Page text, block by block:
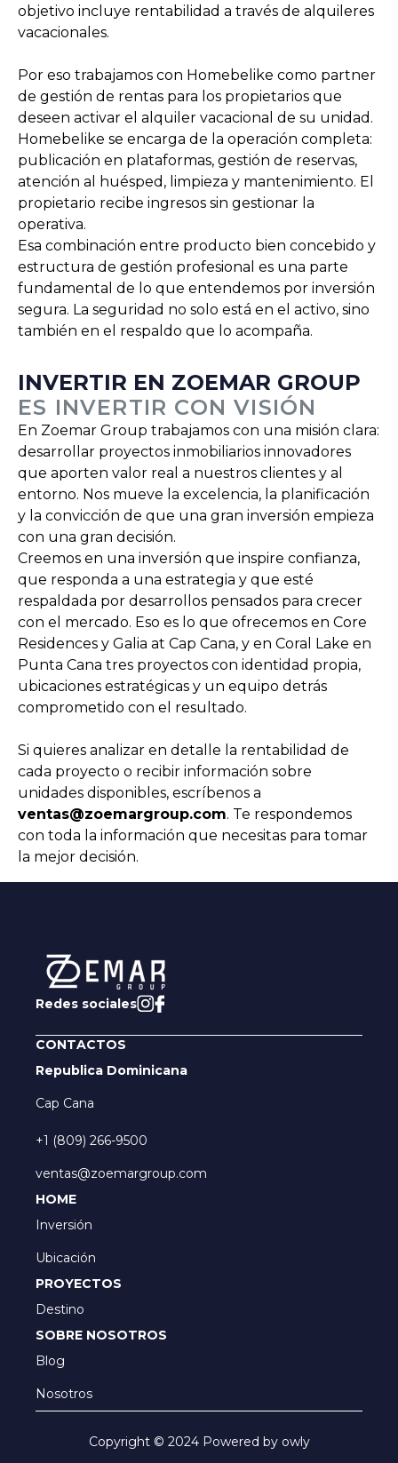
objetivo incluye rentabilidad a través de alquileres
vacacionales.
Por eso trabajamos con Homebelike como partner
de gestión de rentas para los propietarios que
deseen activar el alquiler vacacional de su unidad.
Homebelike se encarga de la operación completa:
publicación en plataformas, gestión de reservas,
atención al huésped, limpieza y mantenimiento. El
propietario recibe ingresos sin gestionar la
operativa.
Esa combinación entre producto bien concebido y
estructura de gestión profesional es una parte
fundamental de lo que entendemos por inversión
segura. La seguridad no solo está en el activo, sino
también en el respaldo que lo acompaña.
INVERTIR EN ZOEMAR GROUP
ES INVERTIR CON VISIÓN
En Zoemar Group trabajamos con una misión clara:
desarrollar proyectos inmobiliarios innovadores
que aporten valor real a nuestros clientes y al
entorno. Nos mueve la excelencia, la planificación
y la convicción de que una gran inversión empieza
con una gran decisión.
Creemos en una inversión que inspire confianza,
que responda a una estrategia y que esté
respaldada por desarrollos pensados para crecer
con el mercado. Eso es lo que ofrecemos en Core
Residences y Galia at Cap Cana, y en Coral Lake en
Punta Cana tres proyectos con identidad propia,
ubicaciones estratégicas y un equipo detrás
comprometido con el resultado.
Si quieres analizar en detalle la rentabilidad de
cada proyecto o recibir información sobre
unidades disponibles, escríbenos a
ventas@zoemargroup.com. Te respondemos
con toda la información que necesitas para tomar
la mejor decisión.
Redes sociales
CONTACTOS
Republica Dominicana
Cap Cana
+1 (809) 266-9500
ventas@zoemargroup.com
HOME
Inversión
Ubicación
PROYECTOS
Destino
SOBRE NOSOTROS
Blog
Nosotros
Copyright © 2024 Powered by owly